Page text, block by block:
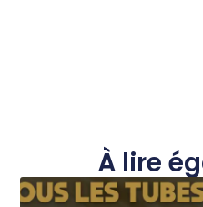
À lire